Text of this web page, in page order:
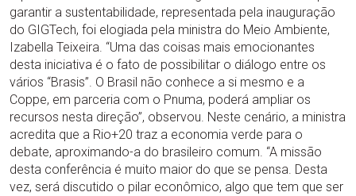
garantir a sustentabilidade, representada pela inauguração
do GIGTech, foi elogiada pela ministra do Meio Ambiente,
Izabella Teixeira. “Uma das coisas mais emocionantes
desta iniciativa é o fato de possibilitar o diálogo entre os
vários “Brasis”. O Brasil não conhece a si mesmo e a
Coppe, em parceria com o Pnuma, poderá ampliar os
recursos nesta direção”, observou. Neste cenário, a ministra
acredita que a Rio+20 traz a economia verde para o
debate, aproximando-a do brasileiro comum. “A missão
desta conferência é muito maior do que se pensa. Desta
vez, será discutido o pilar econômico, algo que tem que ser